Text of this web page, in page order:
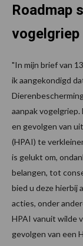
Roadmap
vogelgriep
"In mijn brief van
ik aangekondigd
aanpak
en gevolgen van
(HPAI) te
is gelukt om,
belangen, tot
bied u deze hierbij
acties, onder
HPAI vanuit wilde
gevolgen van een